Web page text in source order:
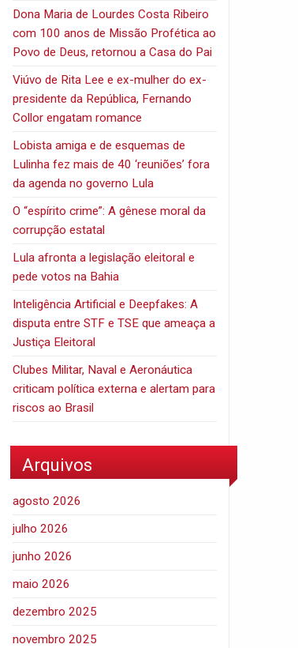
Dona Maria de Lourdes Costa Ribeiro
com 100 anos de Missão Profética ao
Povo de Deus, retornou a Casa do Pai
Viúvo de Rita Lee e ex-mulher do ex-
presidente da República, Fernando
Collor engatam romance
Lobista amiga e de esquemas de
Lulinha fez mais de 40 ‘reuniões’ fora
da agenda no governo Lula
O “espírito crime”: A gênese moral da
corrupção estatal
Lula afronta a legislação eleitoral e
pede votos na Bahia
Inteligência Artificial e Deepfakes: A
disputa entre STF e TSE que ameaça a
Justiça Eleitoral
Clubes Militar, Naval e Aeronáutica
criticam política externa e alertam para
riscos ao Brasil
Arquivos
agosto 2026
julho 2026
junho 2026
maio 2026
dezembro 2025
novembro 2025